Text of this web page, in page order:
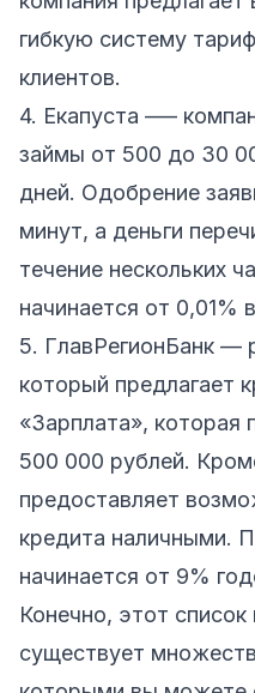
гибкую систему
клиентов.
4. Екапуста —–
займы от 500 до 30
дней. Одобрение
минут, а деньги
течение нескольких
начинается от 0,01%
5. ГлавРегионБанк —
который предлагает
«Зарплата», которая
500 000 рублей.
предоставляет
кредита наличными.
начинается от 9%
Конечно, этот
существует